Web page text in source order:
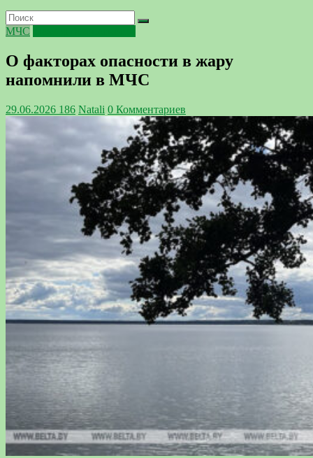
МЧС
О факторах опасности в жару
напомнили в МЧС
29.06.2026 186 Natali 0 Комментариев